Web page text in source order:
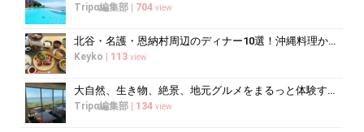
Tripα編集部 | 704 view
北谷・名護・恩納村周辺のディナー10選！沖縄料理からコース料理まで
Keyko | 113 view
大自然、生き物、絶景、地元グルメをまるっと体験する「湘南西エリア」
Tripα編集部 | 134 view